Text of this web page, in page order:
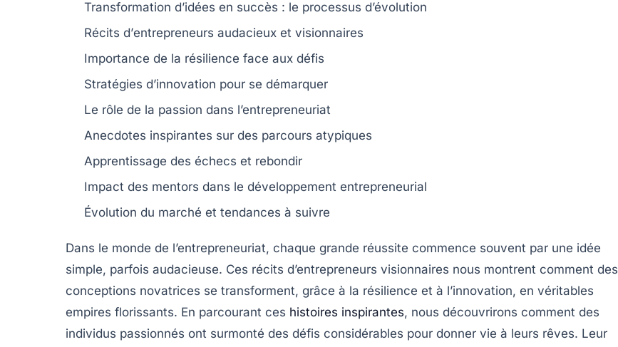
Transformation d’idées en succès : le processus d’évolution
Récits d’entrepreneurs audacieux et visionnaires
Importance de la résilience face aux défis
Stratégies d’innovation pour se démarquer
Le rôle de la passion dans l’entrepreneuriat
Anecdotes inspirantes sur des parcours atypiques
Apprentissage des échecs et rebondir
Impact des mentors dans le développement entrepreneurial
Évolution du marché et tendances à suivre
Dans le monde de l’entrepreneuriat, chaque grande réussite commence souvent par une idée
simple, parfois audacieuse. Ces récits d’entrepreneurs visionnaires nous montrent comment des
conceptions novatrices se transforment, grâce à la résilience et à l’innovation, en véritables
empires florissants. En parcourant ces histoires inspirantes, nous découvrirons comment des
individus passionnés ont surmonté des défis considérables pour donner vie à leurs rêves. Leur